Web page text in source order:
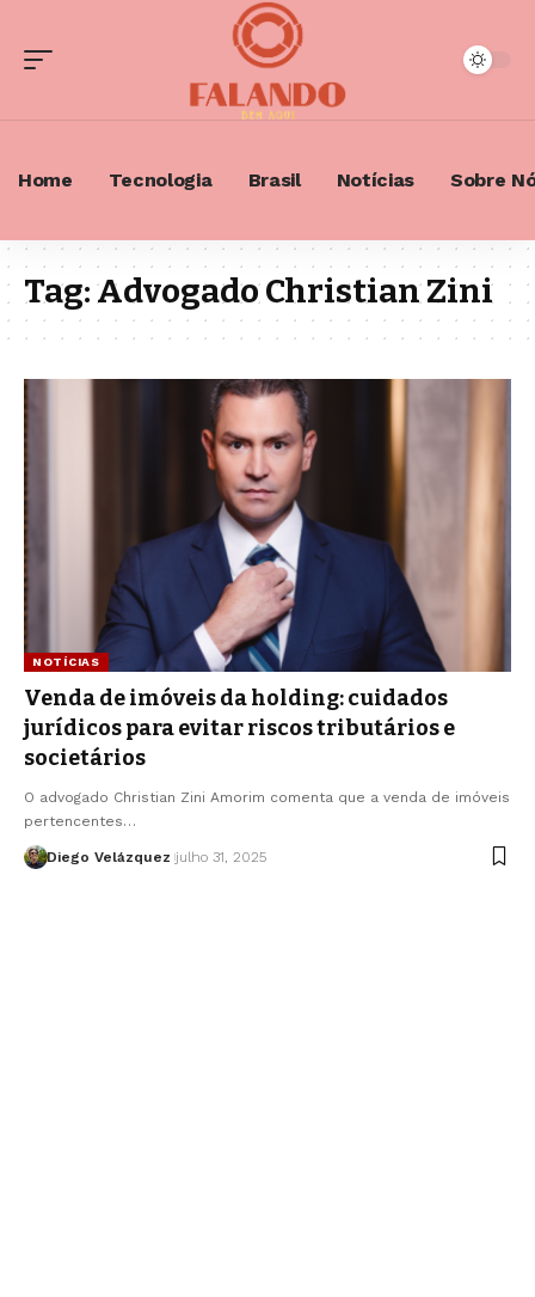
Home Tecnologia Brasil Notícias Sobre
Tag:Advogado Christian Zini
NOTÍCIAS
Venda de imóveis da holding: cuidados
jurídicos para evitar riscos tributários e
societários
O advogado Christian Zini Amorim comenta que a venda de imóveis
pertencentes…
Diego Velázquez julho 31, 2025